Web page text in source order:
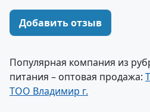
Добавить отзыв
Популярная компания из
питания – оптовая продажа:
ТОО Владимир г.